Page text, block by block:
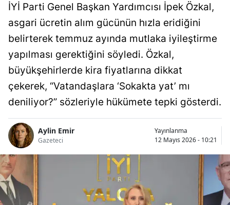
İYİ Parti Genel Başkan Yardımcısı İpek Özkal,
asgari ücretin alım gücünün hızla eridiğini
belirterek temmuz ayında mutlaka iyileştirme
yapılması gerektiğini söyledi. Özkal,
büyükşehirlerde kira fiyatlarına dikkat
çekerek, “Vatandaşlara ‘Sokakta yat’ mı
deniliyor?” sözleriyle hükümete tepki gösterdi.
Aylin Emir
Gazeteci
Yayınlanma
12 Mayıs 2026 - 10:21